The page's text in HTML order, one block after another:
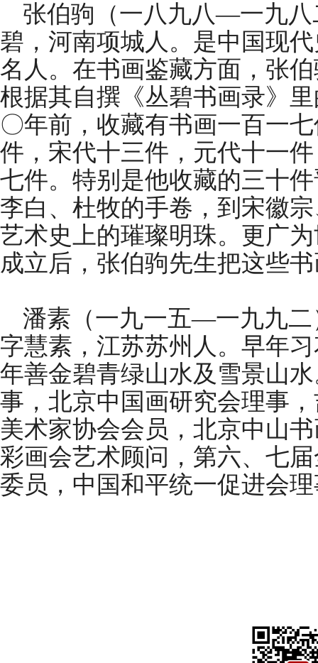
张伯驹（一八九八—一九
碧，河南项城人。是中国现
名人。在书画鉴藏方面，张
根据其自撰《丛碧书画录》
〇年前，收藏有书画一百一
件，宋代十三件，元代十一
七件。特别是他收藏的三十
李白、杜牧的手卷，到宋徽
艺术史上的璀璨明珠。更广
成立后，张伯驹先生把这些
潘素（一九一五—一九九
字慧素，江苏苏州人。早年
年善金碧青绿山水及雪景山
事，北京中国画研究会理事
美术家协会会员，北京中山
彩画会艺术顾问，第六、七
委员，中国和平统一促进会